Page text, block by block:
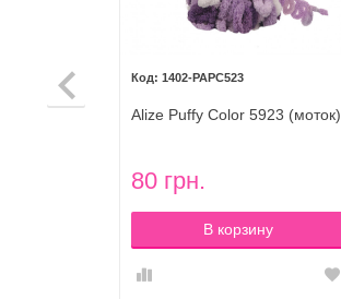
1402-PAPC523
Alize Puffy Color 5923 (моток)
80 грн.
В корзину